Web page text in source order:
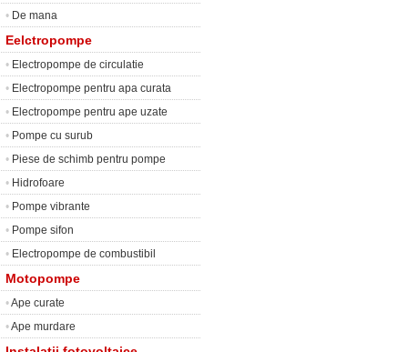
• De mana
Eelctropompe
• Electropompe de circulatie
• Electropompe pentru apa curata
• Electropompe pentru ape uzate
• Pompe cu surub
• Piese de schimb pentru pompe
• Hidrofoare
• Pompe vibrante
• Pompe sifon
• Electropompe de combustibil
Motopompe
•Ape curate
•Ape murdare